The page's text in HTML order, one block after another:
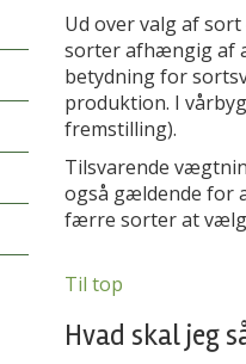
Ud over valg af
sorter afhængig af
betydning for
produktion. I
fremstilling).
Tilsvarende
også gældende for
færre sorter at
Til top
Hvad skal jeg